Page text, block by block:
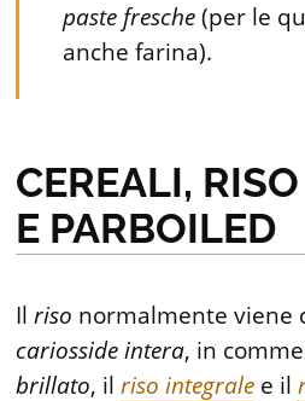
paste fresche(per le
anche farina).
CEREALI,
E PARBOILED
Ilriso normalmente viene
cariosside intera, in
brillato, ilriso integrale e il